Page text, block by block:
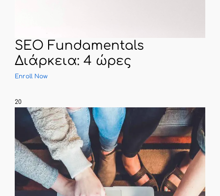
SEO Fundamentals
Διάρκεια: 4 ώρες
Enroll Now
20